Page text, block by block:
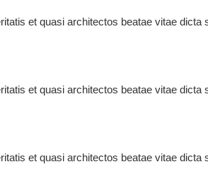
et quasi architectos beatae vitae dicta
et quasi architectos beatae vitae dicta
et quasi architectos beatae vitae dicta